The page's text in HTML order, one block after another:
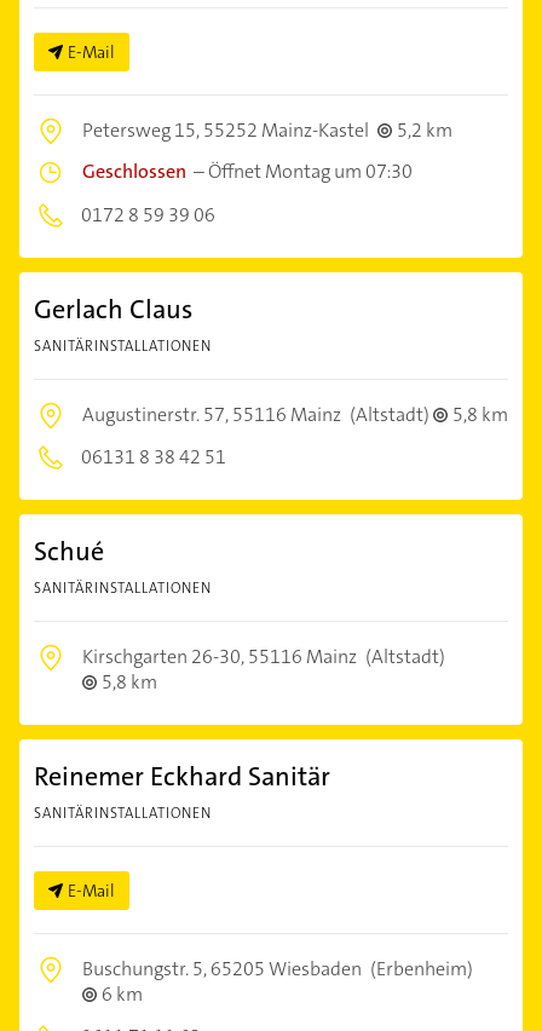
E-Mail
Petersweg 15,55252 Mainz-Kastel
5,2 km
Geschlossen –Öffnet Montag um 07:30
0172 8 59 39 06
Gerlach Claus
SANITÄRINSTALLATIONEN
Augustinerstr. 57,55116 Mainz (Altstadt)
5,8 km
06131 8 38 42 51
Schué
SANITÄRINSTALLATIONEN
Kirschgarten 26-30,55116 Mainz (Altstadt)
5,8 km
Reinemer Eckhard Sanitär
SANITÄRINSTALLATIONEN
E-Mail
Buschungstr. 5,65205 Wiesbaden (Erbenheim)
6 km